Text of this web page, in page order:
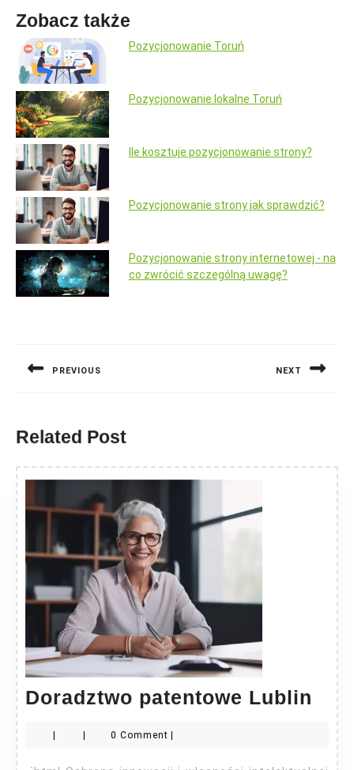
Zobacz także
Pozycjonowanie Toruń
Pozycjonowanie lokalne Toruń
Ile kosztuje pozycjonowanie strony?
Pozycjonowanie strony jak sprawdzić?
Pozycjonowanie strony internetowej - na
co zwrócić szczególną uwagę?
PREVIOUS NEXT
Related Post
Doradztwo patentowe Lublin
0 Comment